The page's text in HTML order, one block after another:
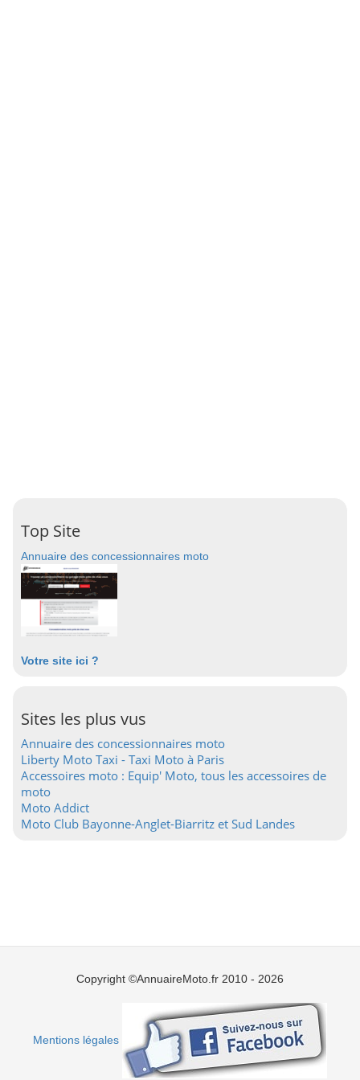
Top Site
Annuaire des concessionnaires moto
Votre site ici ?
Sites les plus vus
Annuaire des concessionnaires moto
Liberty Moto Taxi - Taxi Moto à Paris
Accessoires moto : Equip' Moto, tous les accessoires de
moto
Moto Addict
Moto Club Bayonne-Anglet-Biarritz et Sud Landes
Copyright ©AnnuaireMoto.fr 2010 - 2026
Mentions légales